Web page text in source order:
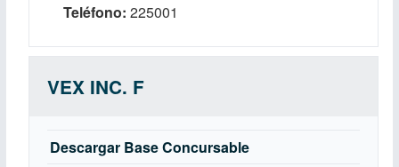
Teléfono 225001
VEX INC. F
Descargar Base Concursable